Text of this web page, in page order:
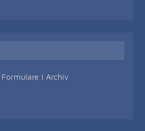
I Archiv